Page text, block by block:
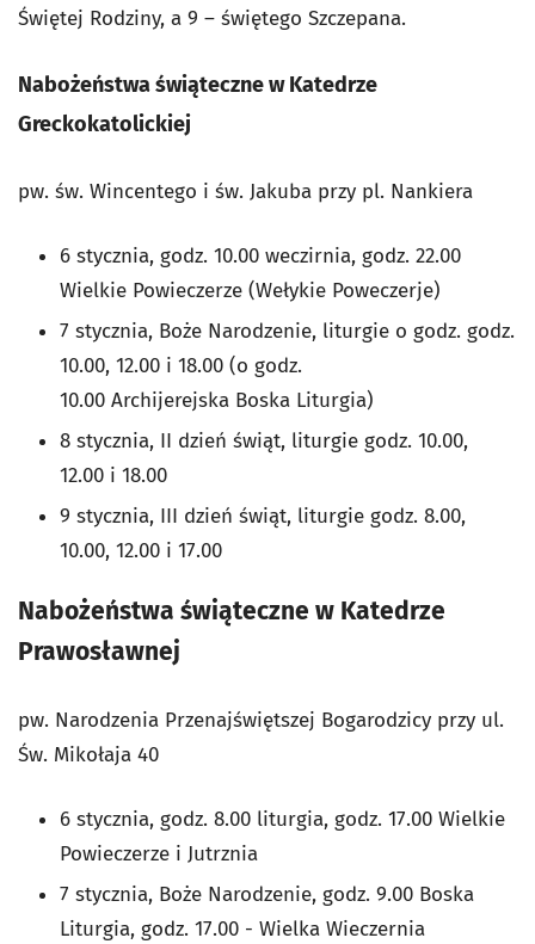
Świętej Rodziny, a 9 – świętego Szczepana.
Nabożeństwa świąteczne w Katedrze
Greckokatolickiej
pw. św. Wincentego i św. Jakuba przy pl. Nankiera
6 stycznia, godz. 10.00 weczirnia, godz. 22.00
Wielkie Powieczerze (Wełykie Poweczerje)
7 stycznia, Boże Narodzenie, liturgie o godz. godz.
10.00, 12.00 i 18.00 (o godz.
10.00 Archijerejska Boska Liturgia)
8 stycznia, II dzień świąt, liturgie godz. 10.00,
12.00 i 18.00
9 stycznia, III dzień świąt, liturgie godz. 8.00,
10.00, 12.00 i 17.00
Nabożeństwa świąteczne w Katedrze
Prawosławnej
pw. Narodzenia Przenajświętszej Bogarodzicy przy ul.
Św. Mikołaja 40
6 stycznia, godz. 8.00 liturgia, godz. 17.00 Wielkie
Powieczerze i Jutrznia
7 stycznia, Boże Narodzenie, godz. 9.00 Boska
Liturgia, godz. 17.00 - Wielka Wieczernia